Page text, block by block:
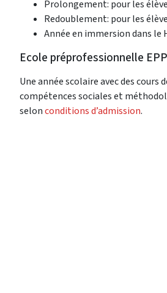
Prolongement: pour les
Redoublement: pour les
Année en immersion dans le
Ecole préprofessionnelle EPP
Une année scolaire avec des
compétences sociales et
selonconditions d’admission.